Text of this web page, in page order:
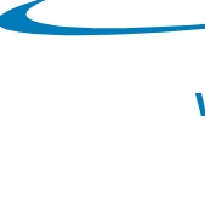
restrizioni e le norme
fine di salvaguardare
Tirreno Cosentino.
Comitato, Torrano e
Ambulatorio di